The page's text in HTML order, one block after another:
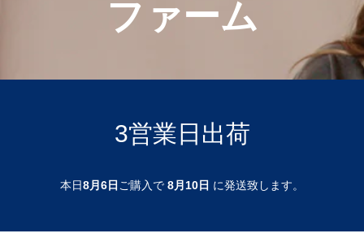
ファーム
3営業日出荷
本日8月6日 ご購入で 8月10日 に発送致します。